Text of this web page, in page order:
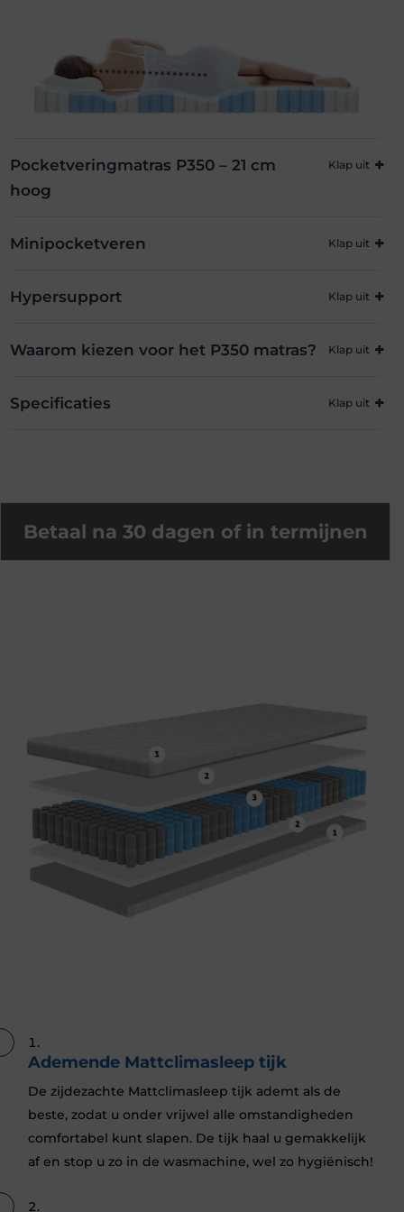
Pocketveringmatras P350 – 21 cm
hoog
Minipocketveren
Hypersupport
Waarom kiezen voor het P350 matras?
Specificaties
Betaal na 30 dagen of in termijnen
Ademende Mattclimasleep tijk
De zijdezachte Mattclimasleep tijk ademt als de
beste, zodat u onder vrijwel alle omstandigheden
comfortabel kunt slapen. De tijk haal u gemakkelijk
af en stop u zo in de wasmachine, wel zo hygiënisch!